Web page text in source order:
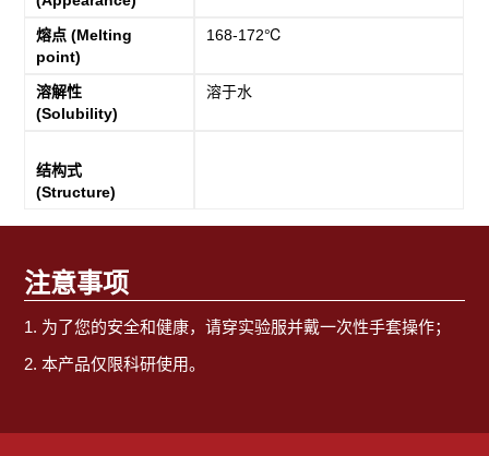
熔点 (Melting
point)
168-172℃
溶解性
(Solubility)
溶于水
结构式
(Structure)
注意事项
1. 为了您的安全和健康，请穿实验服并戴一次性手套操作；
2. 本产品仅限科研使用。